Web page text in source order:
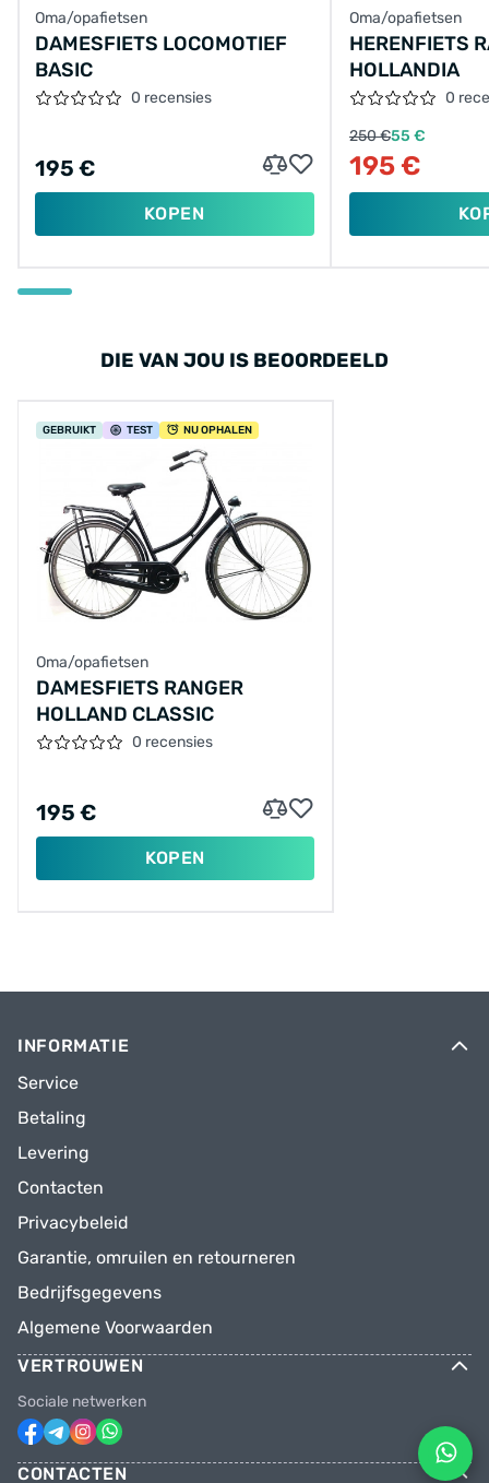
Oma/opafietsen
DAMESFIETS LOCOMOTIEF
BASIC
0 recensies
195 €
KOPEN
Oma/opafietsen
HERENFIETS
HOLLANDIA
0
250 €55 €
195 €
DIE VAN JOU IS BEOORDEELD
GEBRUIKT TEST NU OPHALEN
Oma/opafietsen
DAMESFIETS RANGER
HOLLAND CLASSIC
0 recensies
195 €
KOPEN
INFORMATIE
Service
Betaling
Levering
Contacten
Privacybeleid
Garantie, omruilen en retourneren
Bedrijfsgegevens
Algemene Voorwaarden
VERTROUWEN
Sociale netwerken
CONTACTEN